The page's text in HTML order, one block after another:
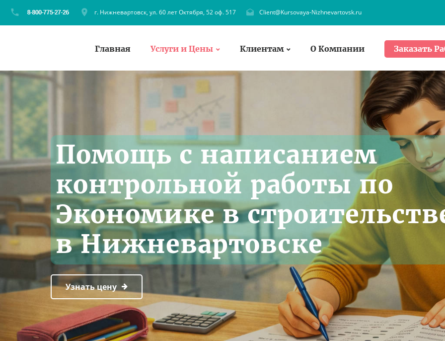
г. Нижневартовск, ул. 60 лет Октября, 52 оф. 517 Client@Kursovaya-Nizhnevartovsk.ru
Главная Услуги и Цены Клиентам О Компании Заказать
Помощь с написанием
контрольной работы по
Экономике в
в Нижневартовске
Узнать цену